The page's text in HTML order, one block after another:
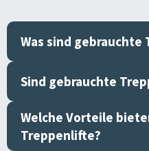
Was sind gebrauchte
Sind gebrauchte
Welche Vorteile
Treppenlifte?